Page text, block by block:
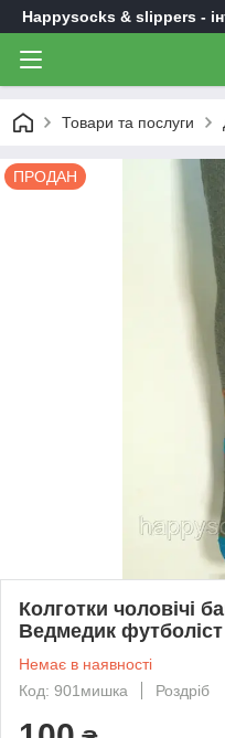
Happysocks & slippers -
Товари та послуги
ПРОДАН
Колготки чоловічі
Ведмедик футболіст
Немає в наявності
Код: 901мишка
Роздріб